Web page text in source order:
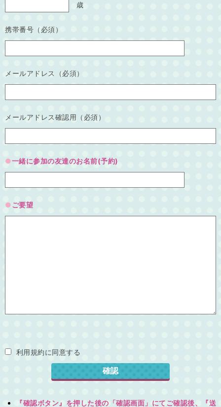
歳
携帯番号（必須）
メールアドレス（必須）
メールアドレス確認用（必須）
一緒に参加の友達のお名前(予約)
ご要望
利用規約に同意する
『確認ボタン』を押した後の「確認画面」にてご確認後、『送